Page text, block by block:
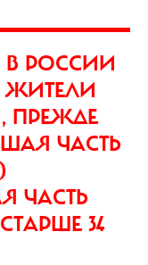
В РОССИИ
ЖИТЕЛИ
ПРЕЖДЕ
ЧАСТЬ
ЧАСТЬ
34